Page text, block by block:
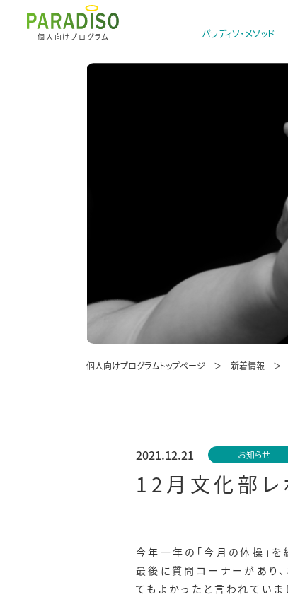
個人向けプログラム パラディソ・メソッド
個人向けプログラムトップページ 新着情報
2021.12.21 お知らせ
12月文化部レ
今年一年の「今月の体操」を
最後に質問コーナーがあり
てもよかったと言われていま